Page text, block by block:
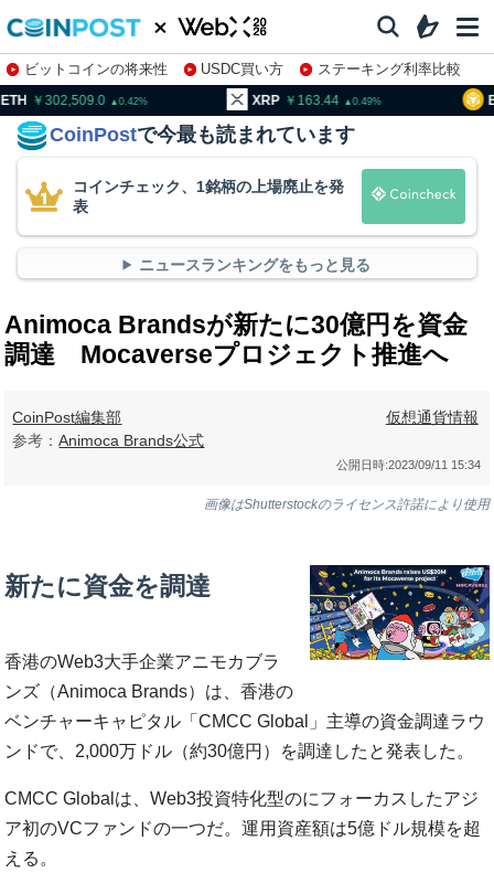
ビットコインの将来性 USDC買い方
ステーキング利率比較
株特集・関連銘柄
0.42 163.44 0.49 BNB
CoinPostで今最も読まれています
コインチェック、1銘柄の上場廃止を発
表
ニュースランキングをもっと見る
Animoca Brandsが新たに30億円を資金
調達 Mocaverseプロジェクト推進へ
CoinPost編集部
参考：Animoca Brands公式
仮想通貨情報
公開日時:2023/09/11 15:34
画像はShutterstockのライセンス許諾により使用
新たに資金を調達
香港のWeb3大手企業アニモカブラ
ンズ（Animoca Brands）は、香港の
ベンチャーキャピタル「CMCC Global」主導の資金調達ラウ
ンドで、2,000万ドル（約30億円）を調達したと発表した。
CMCC Globalは、Web3投資特化型のにフォーカスしたアジ
ア初のVCファンドの一つだ。運用資産額は5億ドル規模を超
える。